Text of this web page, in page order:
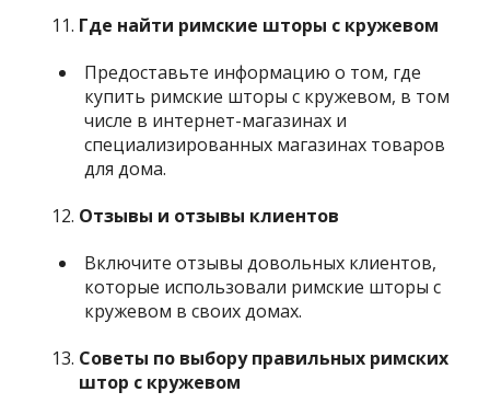
Где найти римские шторы с кружевом
Предоставьте информацию о том, где
купить римские шторы с кружевом, в том
числе в интернет-магазинах и
специализированных магазинах товаров
для дома.
Отзывы и отзывы клиентов
Включите отзывы довольных клиентов,
которые использовали римские шторы с
кружевом в своих домах.
Советы по выбору правильных римских
штор с кружевом